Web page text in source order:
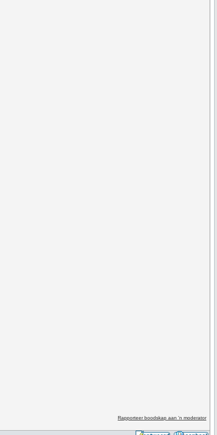
Rapporteer boodskap aan 'n moderator